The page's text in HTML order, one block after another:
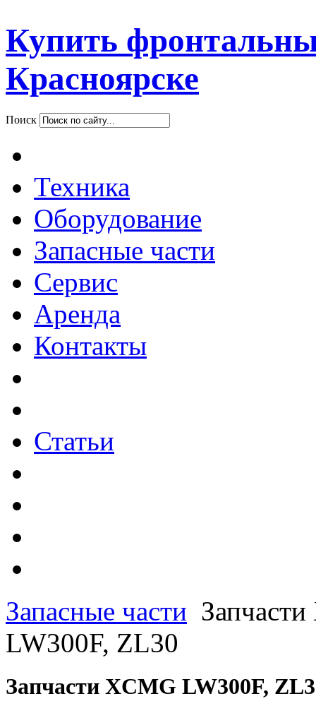
Купить
Красноярске
Поиск
Техника
Оборудование
Запасные части
Сервис
Аренда
Контакты
Статьи
Запасные части
LW300F, ZL30
Запчасти XCMG LW300F,